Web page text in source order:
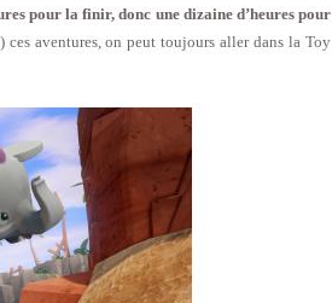
pour la finir, donc une dizaine d’heures pour
aventures, on peut toujours aller dans la Toy